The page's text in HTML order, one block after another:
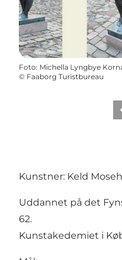
Foto: Michella Lyngbye
© Faaborg Turistbureau
Kunstner: Keld
Uddannet på det
62.
Kunstakedemiet i